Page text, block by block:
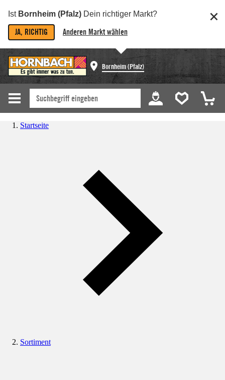
Ist Bornheim (Pfalz) Dein richtiger Markt?
JA, RICHTIG Anderen Markt wählen
Bornheim (Pfalz)
Startseite
Sortiment